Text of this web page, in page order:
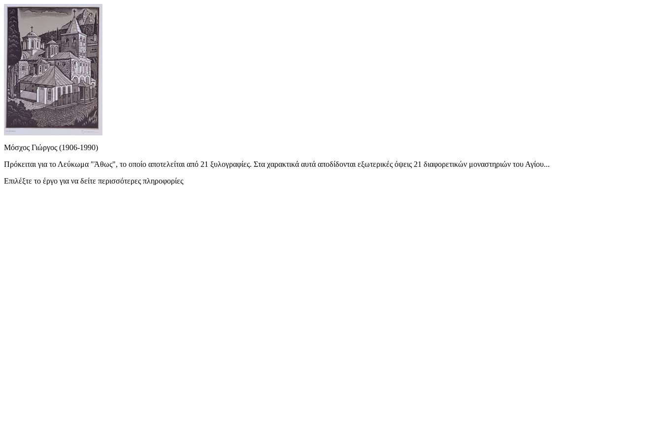
Μόσχος Γιώργος (1906-1990)
Πρόκειται για το Λεύκωμα "Άθως", το οποίο αποτελείται από 21 ξυλογραφίες. Στα χαρακτικά αυτά αποδίδονται εξωτερικές όψεις 21 διαφορετικών μοναστηριών του Αγίου...
Επιλέξτε το έργο για να δείτε περισσότερες πληροφορίες